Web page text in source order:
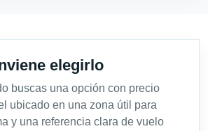
elegirlo
buscas una opción con precio
ubicado en una zona útil para
y una referencia clara de vuelo